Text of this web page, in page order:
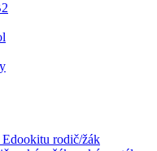
Edookitu rodič/žák